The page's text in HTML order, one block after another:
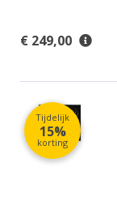
€ 249,00
Tijdelijk
15%
korting